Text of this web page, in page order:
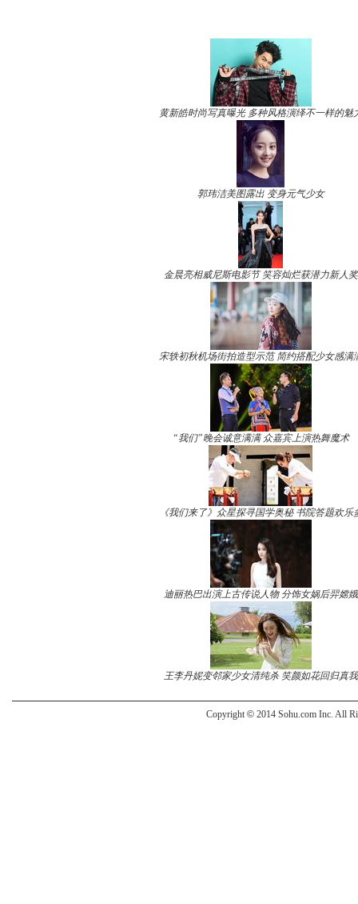
黄新皓时尚写真曝光 多种风格演绎不一样的魅
郭玮洁美图露出 变身元气少女
金晨亮相威尼斯电影节 笑容灿烂获潜力新人奖
宋轶初秋机场街拍造型示范 简约搭配少女感满
“我们”晚会诚意满满 众嘉宾上演热舞魔术
《我们来了》众星探寻国学奥秘 书院答题欢乐
迪丽热巴出演上古传说人物 分饰女娲后羿嫦娥
王李丹妮变邻家少女清纯杀 笑颜如花回归真我
Copyright © 2014 Sohu.com Inc. All